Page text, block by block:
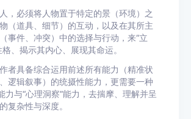
，必须将人物置于特定的景（环境）之
（道具、细节）的互动，以及在其所主
事件、冲突）中的选择与行动，来“立
、揭示其内心、展现其命运。
者具备综合运用前述所有能力（精准状
逻辑叙事）的统摄性能力，更需要一种
力与“心理洞察”能力，去揣摩、理解并呈
复杂性与深度。